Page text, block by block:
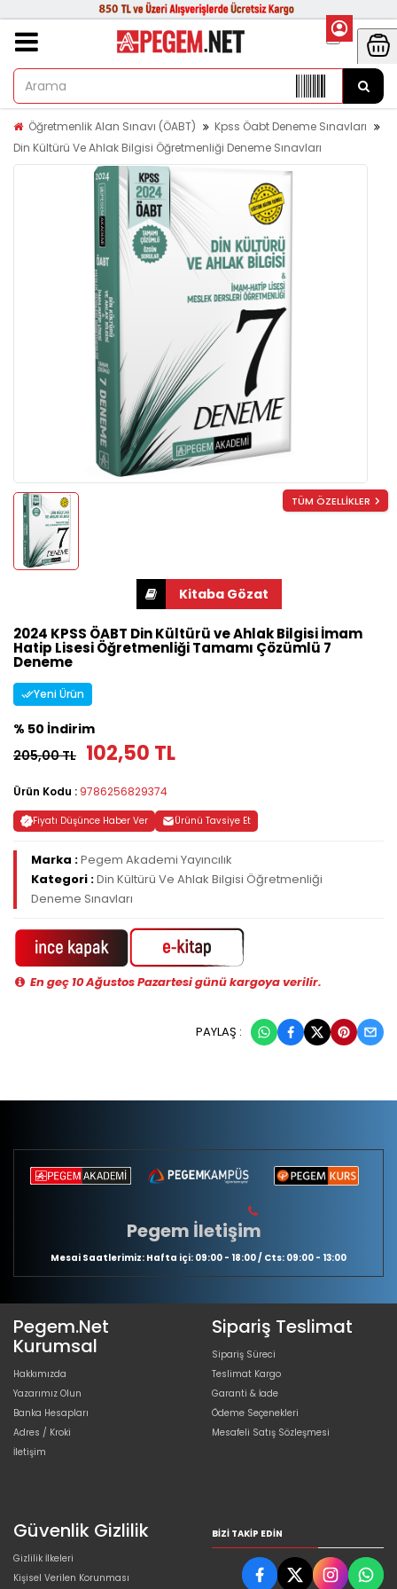
Öğretmenlik Alan Sınavı (ÖABT)
Kpss Öabt Deneme Sınavları
Din Kültürü Ve Ahlak Bilgisi Öğretmenliği Deneme Sınavları
TÜM ÖZELLİKLER
2024 KPSS ÖABT Din Kültürü ve Ahlak Bilgisi İmam
Hatip Lisesi Öğretmenliği Tamamı Çözümlü 7
Deneme
Yeni Ürün
% 50 İndirim
205,00 TL 102,50 TL
Ürün Kodu : 9786256829374
Fiyatı Düşünce Haber Ver Ürünü Tavsiye Et
Marka :Pegem Akademi Yayıncılık
Kategori :Din Kültürü Ve Ahlak Bilgisi Öğretmenliği
Deneme Sınavları
En geç 10 Ağustos Pazartesi günü kargoya verilir.
PAYLAŞ :
Pegem İletişim
Mesai Saatlerimiz: Hafta içi: 09:00 - 18:00 / Cts: 09:00 - 13:00
Pegem.Net
Kurumsal
Hakkımızda
Yazarımız Olun
Banka Hesapları
Adres / Kroki
İletişim
Sipariş Teslimat
Sipariş Süreci
Teslimat Kargo
Garanti & İade
Ödeme Seçenekleri
Mesafeli Satış Sözleşmesi
Güvenlik Gizlilik
Gizlilik İlkeleri
Kişisel Verilen Korunması
BIZI TAKIP EDIN